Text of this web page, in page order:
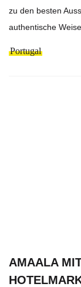
zu den besten
authentische Weise.
Portugal
AMAALA